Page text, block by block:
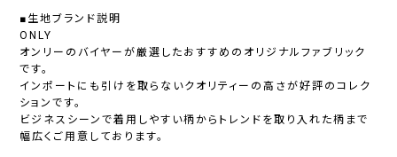
■生地ブランド説明
ONLY
オンリーのバイヤーが厳選したおすすめのオリジナルファブリック
です。
インポートにも引けを取らないクオリティーの高さが好評のコレク
ションです。
ビジネスシーンで着用しやすい柄からトレンドを取り入れた柄まで
幅広くご用意しております。